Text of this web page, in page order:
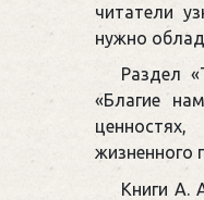
читатели
нужно
Раздел
«Благие
жизненного
Книги А.